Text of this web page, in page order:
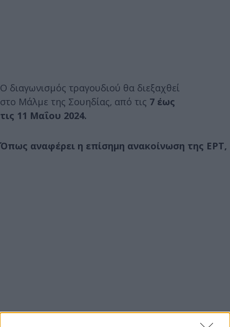
Ο διαγωνισμός τραγουδιού θα διεξαχθεί
στo Μάλμε της Σουηδίας‚ από τις 7 έως
τις 11 Μαΐου 2024.
Όπως αναφέρει η επίσημη ανακοίνωση της ΕΡΤ,